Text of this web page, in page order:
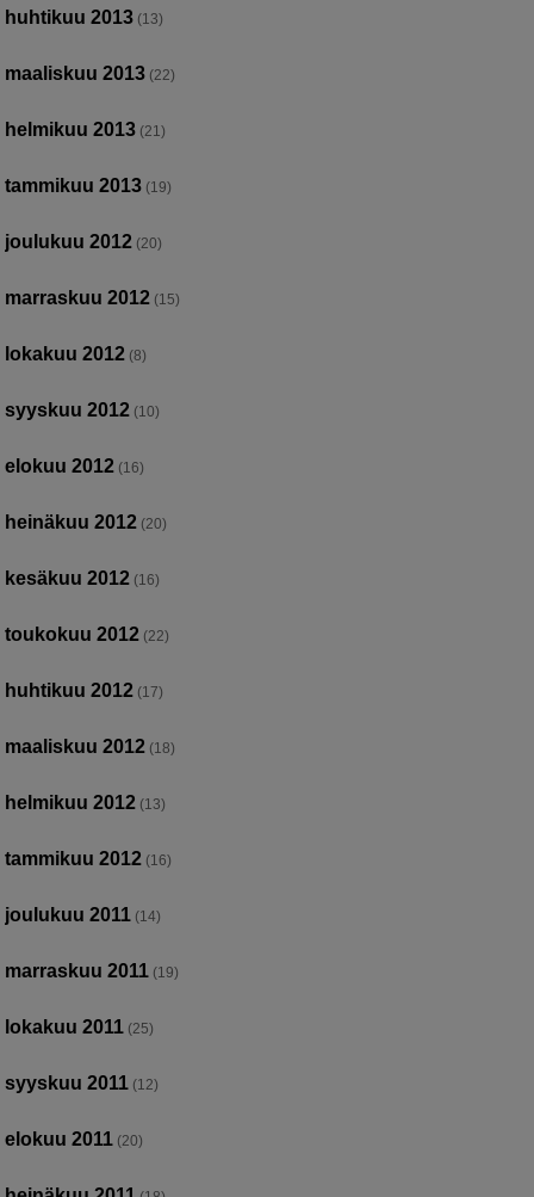
huhtikuu 2013 (13)
maaliskuu 2013 (22)
helmikuu 2013 (21)
tammikuu 2013 (19)
joulukuu 2012 (20)
marraskuu 2012 (15)
lokakuu 2012 (8)
syyskuu 2012 (10)
elokuu 2012 (16)
heinäkuu 2012 (20)
kesäkuu 2012 (16)
toukokuu 2012 (22)
huhtikuu 2012 (17)
maaliskuu 2012 (18)
helmikuu 2012 (13)
tammikuu 2012 (16)
joulukuu 2011 (14)
marraskuu 2011 (19)
lokakuu 2011 (25)
syyskuu 2011 (12)
elokuu 2011 (20)